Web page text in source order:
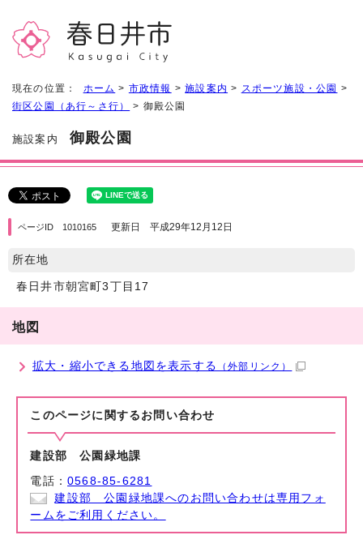
現在の位置： ホーム > 市政情報 >施設案内 > スポーツ施設・公園 >
街区公園（あ行～さ行）
> 御殿公園
施設案内 御殿公園
ページID 1010165 更新日 平成29年12月12日
所在地
春日井市朝宮町3丁目17
地図
拡大・縮小できる地図を表示する （外部リンク）
このページに関する お問い合わせ
建設部 公園緑地課
電話：0568-85-6281
建設部 公園緑地課へのお問い合わせは専用フォ
ームをご利用ください。